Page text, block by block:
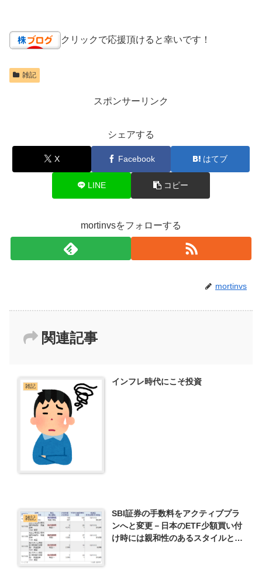
クリックで応援頂けると幸いです！
雑記
スポンサーリンク
シェアする
X Facebook はてブ
LINE コピー
mortinvsをフォローする
mortinvs
関連記事
雑記 インフレ時代にこそ投資
雑記
SBI証券の手数料をアクティブプラ
ンへと変更－日本のETF少額買い付
け時には親和性のあるスタイルとな